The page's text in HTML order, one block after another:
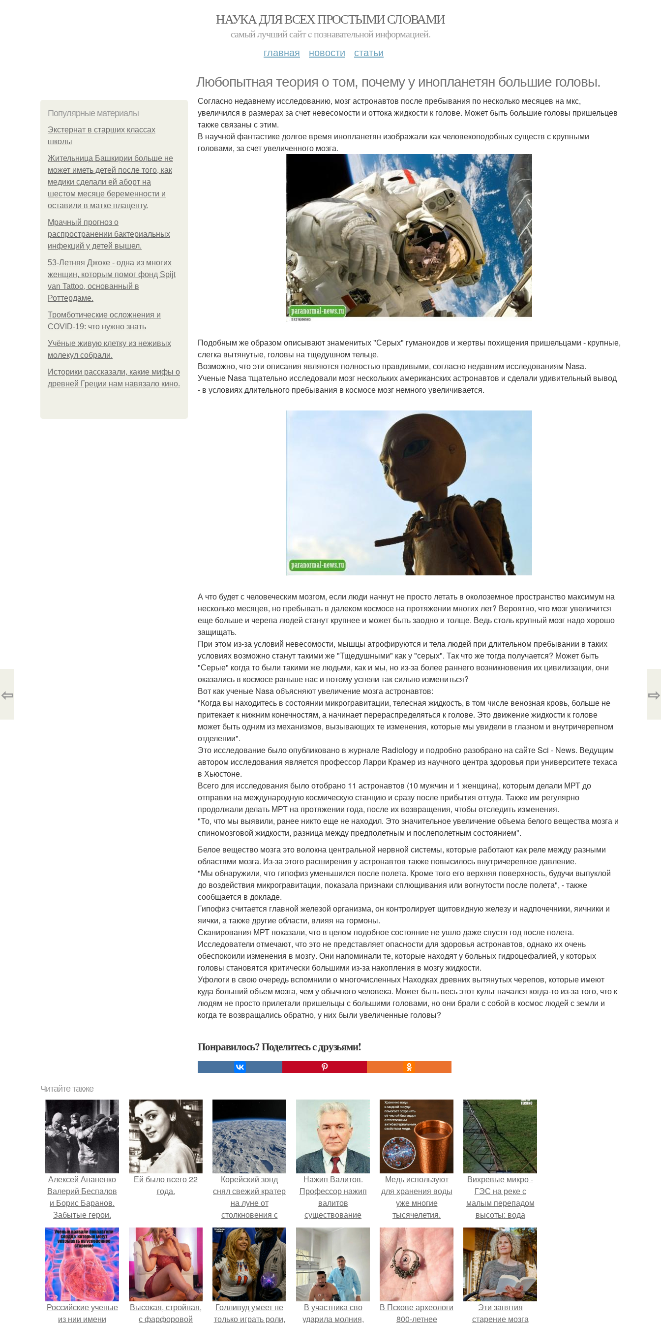
НАУКА ДЛЯ ВСЕХ ПРОСТЫМИ СЛОВАМИ
самый лучший сайт c познавательной информацией.
главная новости статьи
Любопытная теория о том, почему у инопланетян большие головы.
Популярные материалы
Экстернат в старших классах
школы
Жительница Башкирии больше не
может иметь детей после того, как
медики сделали ей аборт на
шестом месяце беременности и
оставили в матке плаценту.
Мрачный прогноз о
распространении бактериальных
инфекций у детей вышел.
53-Летняя Джоке - одна из многих
женщин, которым помог фонд Spijt
van Tattoo, основанный в
Роттердаме.
Тромботические осложнения и
COVID-19: что нужно знать
Учёные живую клетку из неживых
молекул собрали.
Историки рассказали, какие мифы о
древней Греции нам навязало кино.
Согласно недавнему исследованию, мозг астронавтов после пребывания по несколько месяцев на мкс,
увеличился в размерах за счет невесомости и оттока жидкости к голове. Может быть большие головы пришельцев
также связаны с этим.
В научной фантастике долгое время инопланетян изображали как человекоподобных существ с крупными
головами, за счет увеличенного мозга.
Подобным же образом описывают знаменитых "Серых" гуманоидов и жертвы похищения пришельцами - крупные,
слегка вытянутые, головы на тщедушном тельце.
Возможно, что эти описания являются полностью правдивыми, согласно недавним исследованиям Nasa.
Ученые Nasa тщательно исследовали мозг нескольких американских астронавтов и сделали удивительный вывод
- в условиях длительного пребывания в космосе мозг немного увеличивается.
А что будет с человеческим мозгом, если люди начнут не просто летать в околоземное пространство максимум на
несколько месяцев, но пребывать в далеком космосе на протяжении многих лет? Вероятно, что мозг увеличится
еще больше и черепа людей станут крупнее и может быть заодно и толще. Ведь столь крупный мозг надо хорошо
защищать.
При этом из-за условий невесомости, мышцы атрофируются и тела людей при длительном пребывании в таких
условиях возможно станут такими же "Тщедушными" как у "серых". Так что же тогда получается? Может быть
"Серые" когда то были такими же людьми, как и мы, но из-за более раннего возникновения их цивилизации, они
оказались в космосе раньше нас и потому успели так сильно измениться?
Вот как ученые Nasa объясняют увеличение мозга астронавтов:
"Когда вы находитесь в состоянии микрогравитации, телесная жидкость, в том числе венозная кровь, больше не
притекает к нижним конечностям, а начинает перераспределяться к голове. Это движение жидкости к голове
может быть одним из механизмов, вызывающих те изменения, которые мы увидели в глазном и внутричерепном
отделении".
Это исследование было опубликовано в журнале Radiology и подробно разобрано на сайте Sci - News. Ведущим
автором исследования является профессор Ларри Крамер из научного центра здоровья при университете техаса
в Хьюстоне.
Всего для исследования было отобрано 11 астронавтов (10 мужчин и 1 женщина), которым делали МРТ до
отправки на международную космическую станцию и сразу после прибытия оттуда. Также им регулярно
продолжали делать МРТ на протяжении года, после их возвращения, чтобы отследить изменения.
"То, что мы выявили, ранее никто еще не находил. Это значительное увеличение объема белого вещества мозга и
спиномозговой жидкости, разница между предполетным и послеполетным состоянием".
Белое вещество мозга это волокна центральной нервной системы, которые работают как реле между разными
областями мозга. Из-за этого расширения у астронавтов также повысилось внутричерепное давление.
"Мы обнаружили, что гипофиз уменьшился после полета. Кроме того его верхняя поверхность, будучи выпуклой
до воздействия микрогравитации, показала признаки сплющивания или вогнутости после полета", - также
сообщается в докладе.
Гипофиз считается главной железой организма, он контролирует щитовидную железу и надпочечники, яичники и
яички, а также другие области, влияя на гормоны.
Сканирования МРТ показали, что в целом подобное состояние не ушло даже спустя год после полета.
Исследователи отмечают, что это не представляет опасности для здоровья астронавтов, однако их очень
обеспокоили изменения в мозгу. Они напоминали те, которые находят у больных гидроцефалией, у которых
головы становятся критически большими из-за накопления в мозгу жидкости.
Уфологи в свою очередь вспомнили о многочисленных Находках древних вытянутых черепов, которые имеют
куда больший объем мозга, чем у обычного человека. Может быть весь этот культ начался когда-то из-за того, что к
людям не просто прилетали пришельцы с большими головами, но они брали с собой в космос людей с земли и
когда те возвращались обратно, у них были увеличенные головы?
Понравилось? Поделитесь с друзьями!
⇦ ⇨
Читайте также
Алексей Ананенко
Валерий Беспалов
и Борис Баранов.
Забытые герои.
Чернобыльские
дайверы.
Ей было всего 22
года.
Корейский зонд
снял свежий кратер
на луне от
столкновения с
обломком Falcon 9.
Нажип Валитов.
Профессор нажип
валитов
существование
бога доказал.
Медь используют
для хранения воды
уже многие
тысячелетия.
Вихревые микро -
ГЭС на реке с
малым перепадом
высоты: вода
закручивается в
бетонной камере и
вращает
вертикальную
турбину.
Российские ученые
из нии имени
Высокая, стройная,
с фарфоровой
Голливуд умеет не
только играть роли,
В участника сво
ударила молния,
В Пскове археологи
800-летнее
Эти занятия
старение мозга